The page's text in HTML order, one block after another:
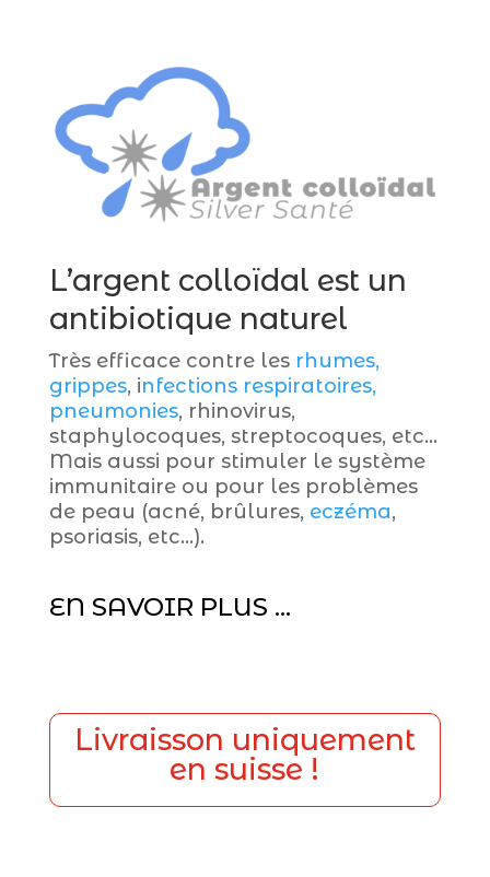
L’argent colloïdal est un
antibiotique naturel
Très efficace contre les rhumes,
grippes, infections respiratoires,
pneumonies, rhinovirus,
staphylocoques, streptocoques, etc…
Mais aussi pour stimuler le système
immunitaire ou pour les problèmes
de peau (acné, brûlures, eczéma,
psoriasis, etc…).
EN SAVOIR PLUS …
Livraisson uniquement
en suisse !